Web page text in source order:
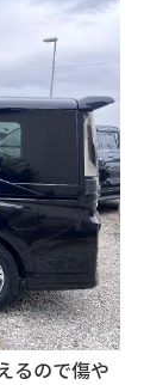
るので傷や